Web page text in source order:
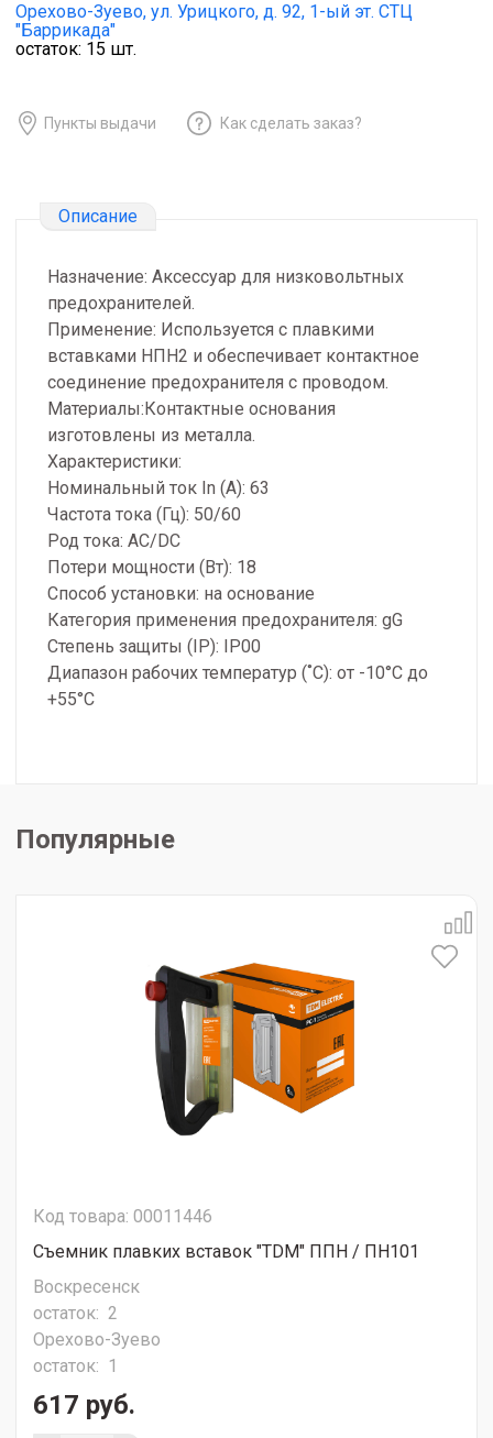
Орехово-Зуево, ул. Урицкого, д. 92, 1-ый эт. СТЦ
"Баррикада"
остаток: 15 шт.
Пункты выдачи Как сделать заказ?
Описание
Назначение: Аксессуар для низковольтных
предохранителей.
Применение: Используется с плавкими
вставками НПН2 и обеспечивает контактное
соединение предохранителя с проводом.
Материалы:Контактные основания
изготовлены из металла.
Характеристики:
Номинальный ток In (А): 63
Частота тока (Гц): 50/60
Род тока: AC/DC
Потери мощности (Вт): 18
Способ установки: на основание
Категория применения предохранителя: gG
Степень защиты (IP): IP00
Диапазон рабочих температур (˚С): от -10°С до
+55°С
Популярные
Код товара: 00011446
Съемник плавких вставок "TDM" ППН / ПН101
Воскресенск
остаток: 2
Орехово-Зуево
остаток: 1
617 руб.